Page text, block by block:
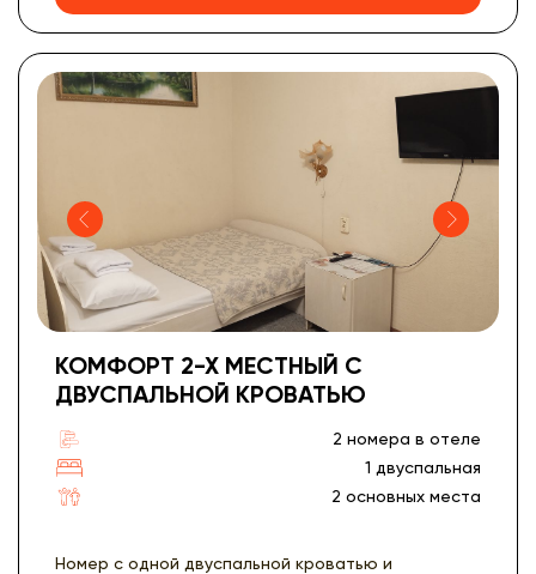
КОМФОРТ 2-Х МЕСТНЫЙ С
ДВУСПАЛЬНОЙ КРОВАТЬЮ
2 номера в отеле
1 двуспальная
2 основных места
Номер с одной двуспальной кроватью и